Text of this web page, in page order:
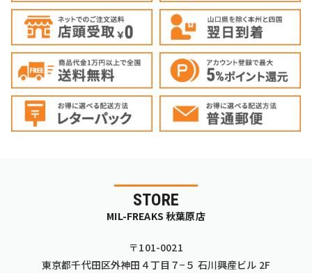
STORE
MIL-FREAKS 秋葉原店
〒101-0021
東京都千代田区外神田４丁目７−５ 石川興産ビル 2F